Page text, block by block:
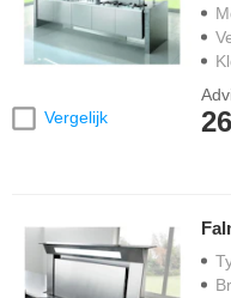
Je
kookplaat: een
gas
Vergelijk